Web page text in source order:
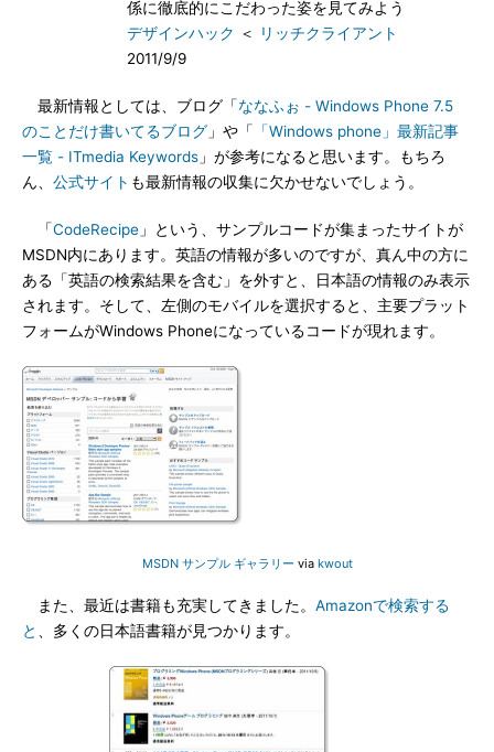
係に徹底的にこだわった姿を見てみよう
デザインハック ＜
リッチクライアント
2011/9/9
最新情報としては、ブログ「ななふぉ - Windows Phone 7.5
のことだけ書いてるブログ 」や「
「Windows phone」最新記事
一覧 - ITmedia Keywords 」が参考になると思います。もちろ
ん、 公式サイト も最新情報の収集に欠かせないでしょう。
「CodeRecipe 」という、サンプルコードが集まったサイトが
MSDN内にあります。英語の情報が多いのですが、真ん中の方に
ある「英語の検索結果を含む」を外すと、日本語の情報のみ表示
されます。そして、左側のモバイルを選択すると、主要プラット
フォームがWindows Phoneになっているコードが現れます。
MSDN サンプル ギャラリー via kwout
また、最近は書籍も充実してきました。 Amazonで検索する
と
、多くの日本語書籍が見つかります。